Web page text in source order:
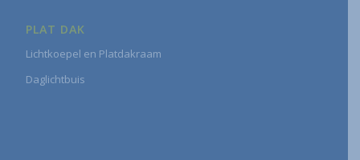
PLAT DAK
Lichtkoepel en Platdakraam
Daglichtbuis